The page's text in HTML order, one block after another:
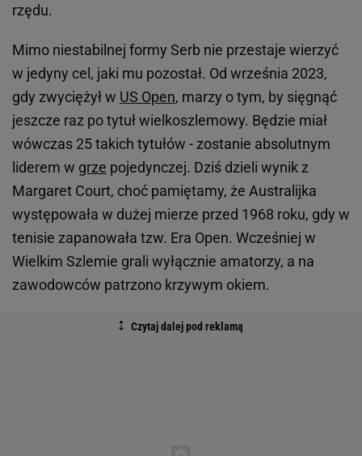
rzędu.
Mimo niestabilnej formy Serb nie przestaje wierzyć
w jedyny cel, jaki mu pozostał. Od września 2023,
gdy zwyciężył w US Open, marzy o tym, by sięgnąć
jeszcze raz po tytuł wielkoszlemowy. Będzie miał
wówczas 25 takich tytułów - zostanie absolutnym
liderem w grze pojedynczej. Dziś dzieli wynik z
Margaret Court, choć pamiętamy, że Australijka
występowała w dużej mierze przed 1968 roku, gdy w
tenisie zapanowała tzw. Era Open. Wcześniej w
Wielkim Szlemie grali wyłącznie amatorzy, a na
zawodowców patrzono krzywym okiem.